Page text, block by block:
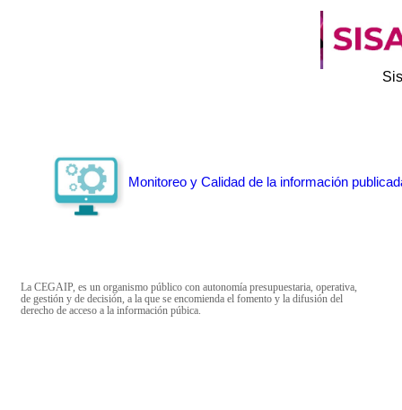
Monitoreo y Calidad de la información
La CEGAIP, es un organismo público con autonomía presupuestaria, operativa,
de gestión y de decisión, a la que se encomienda el fomento y la difusión del
derecho de acceso a la información púbica.